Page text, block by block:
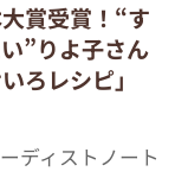
賞受賞！“す
”りよ子さん
ろレシピ」
ディストノート